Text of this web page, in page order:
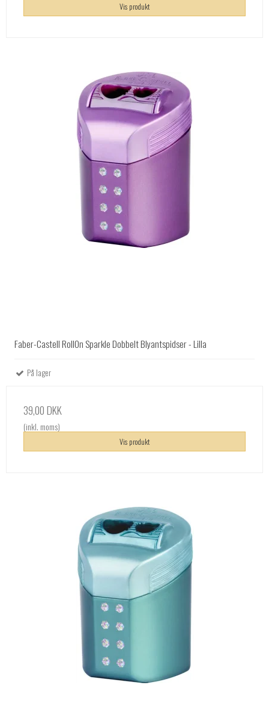
Vis produkt
Faber-Castell RollOn Sparkle Dobbelt Blyantspidser - Lilla
På lager
39,00 DKK
(inkl. moms)
Vis produkt